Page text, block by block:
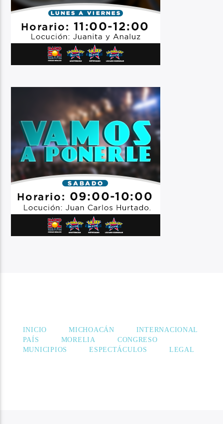
INICIO MICHOACÁN
INTERNACIONAL
PAÍS
MORELIA
CONGRESO
MUNICIPIOS
ESPECTÁCULOS LEGAL